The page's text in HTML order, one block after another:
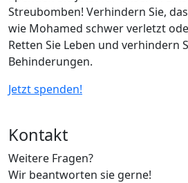
Streubomben! Verhindern Sie,
wie Mohamed schwer verletzt
Retten Sie Leben und verhindern
Behinderungen.
Jetzt spenden!
Kontakt
Weitere Fragen?
Wir beantworten sie gerne!